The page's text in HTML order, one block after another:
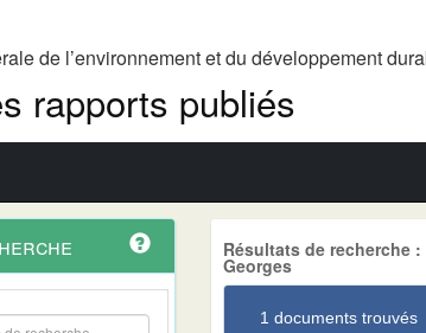
de l’environnement et du développement
rapports publiés
Résultats de recherche :
Georges
1 documents trouvés